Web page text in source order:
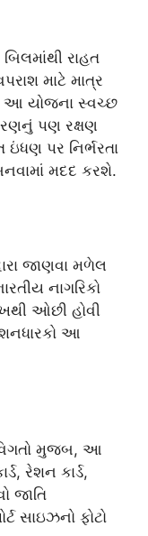
રાહત
માટે માત્ર
આ યોજના સ્વચ્છ
પણ રક્ષણ
પર નિર્ભરતા
મદદ કરશે.
જાણવા મળેલ
નાગરિકો
ઓછી હોવી
આ
વિગતો મુજબ, આ
રેશન કાર્ડ,
જાતિ
સાઇઝનો ફોટો